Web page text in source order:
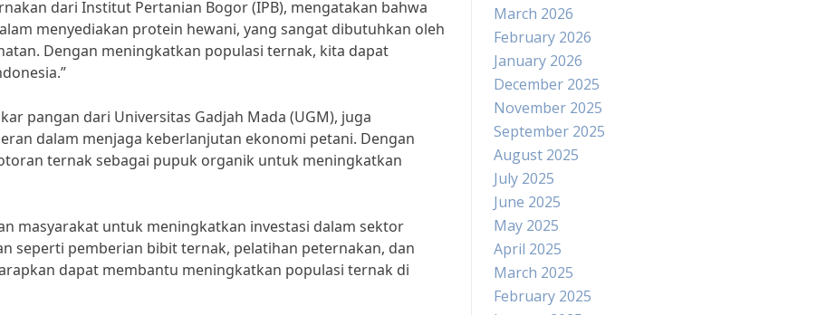
dari Institut Pertanian Bogor (IPB), mengatakan bahwa
menyediakan protein hewani, yang sangat dibutuhkan oleh
Dengan meningkatkan populasi ternak, kita dapat
pangan dari Universitas Gadjah Mada (UGM), juga
dalam menjaga keberlanjutan ekonomi petani. Dengan
ternak sebagai pupuk organik untuk meningkatkan
masyarakat untuk meningkatkan investasi dalam sektor
seperti pemberian bibit ternak, pelatihan peternakan, dan
dapat membantu meningkatkan populasi ternak di
March 2026
February 2026
January 2026
December 2025
November 2025
September 2025
August 2025
July 2025
June 2025
May 2025
April 2025
March 2025
February 2025